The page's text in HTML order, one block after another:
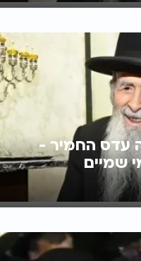
עדס החמיר -
שמיים